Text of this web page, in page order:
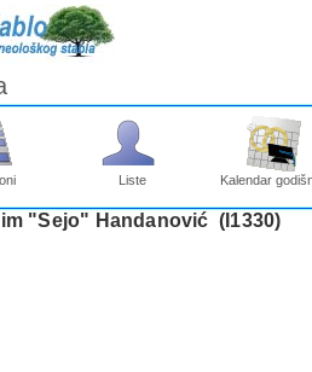
Liste Kalendar
"Sejo" Handanović ‎(I1330)‎